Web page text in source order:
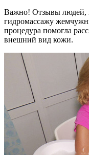
Важно! Отзывы людей,
гидромассажу
процедура помогла
внешний вид кожи.